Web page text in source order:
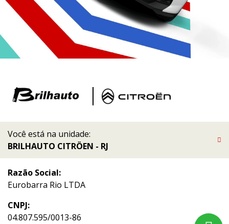
Você está na unidade:
BRILHAUTO CITRÖEN - RJ
Razão Social:
Eurobarra Rio LTDA
CNPJ:
04.807.595/0013-86